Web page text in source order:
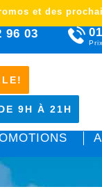
96 03
9H À 21H
et des